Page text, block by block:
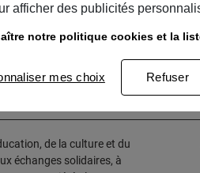
/01 /2020 au30/07 /2020
de la culture et du
échanges solidaires, à
afficher des publicités
notre politique cookies et la
mes choix Refuser